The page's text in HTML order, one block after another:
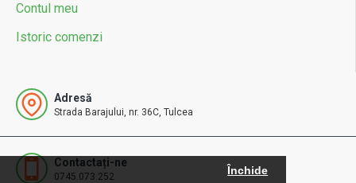
Închide
Contul meu
Istoric comenzi
Adresă
Strada Barajului, nr. 36C, Tulcea
Contactați-ne
0745.073.252